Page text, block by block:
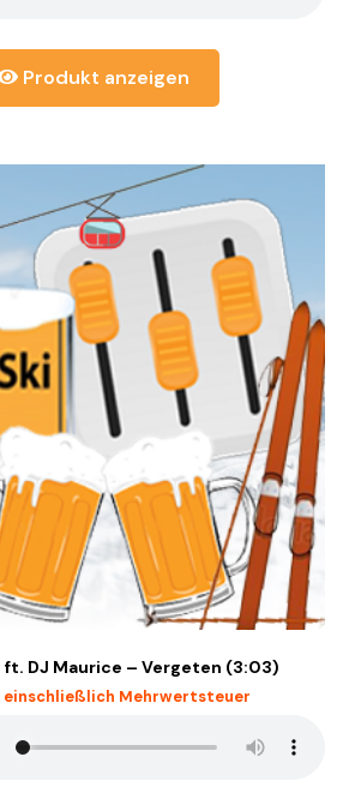
Produkt anzeigen
DJ Maurice – Vergeten (3:03)
einschließlich Mehrwertsteuer